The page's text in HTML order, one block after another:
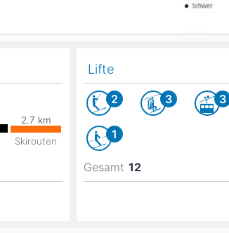
Lifte
2 3 3
1
Gesamt 12
Skirouten